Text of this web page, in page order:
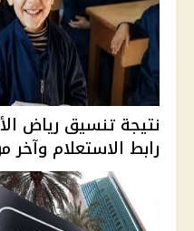
نتيجة تنسيق رياض
رابط الاستعلام